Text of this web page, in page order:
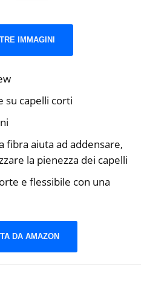
IMMAGINI
su capelli corti
fibra aiuta ad addensare,
la pienezza dei capelli
e flessibile con una
DA AMAZON